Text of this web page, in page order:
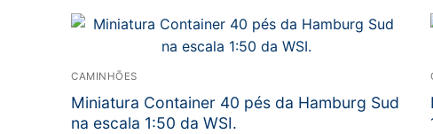
CAMINHÕES
Miniatura Container 40 pés da Hamburg Sud
na escala 1:50 da WSI.